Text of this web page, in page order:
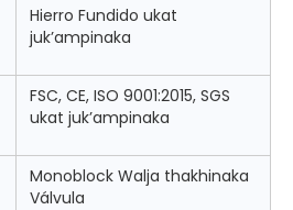
Hierro Fundido ukat
juk’ampinaka
FSC, CE, ISO 9001:2015, SGS
ukat juk’ampinaka
Monoblock Walja thakhinaka
Válvula